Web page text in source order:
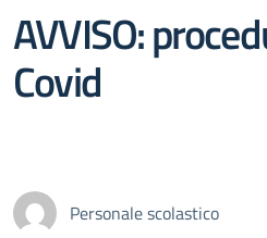
AVVISO:
Covid
Personale scolastico